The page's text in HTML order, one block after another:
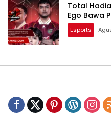
Total
Ego Bawa
Esports